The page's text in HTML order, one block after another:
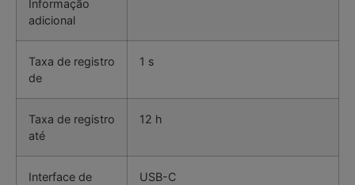
Informação
adicional
Taxa de registro
de
1 s
Taxa de registro
até
12 h
Interface de
USB-C